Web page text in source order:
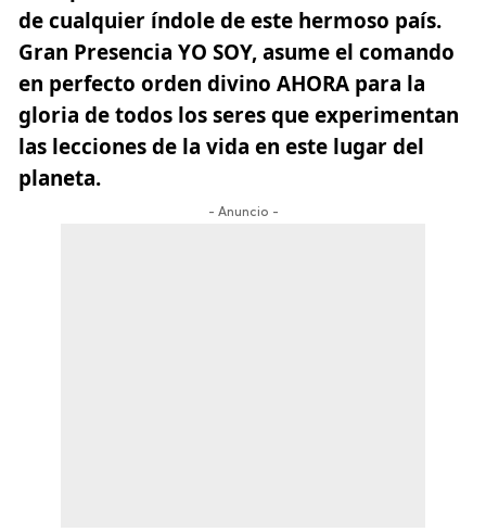
de cualquier índole de este hermoso país.
Gran Presencia YO SOY, asume el comando
en perfecto orden divino AHORA para la
gloria de todos los seres que experimentan
las lecciones de la vida en este lugar del
planeta.
- Anuncio -